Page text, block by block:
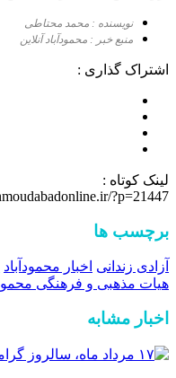
نویسنده : محمد محتاطی
منبع خبر : محمودآباد آنلاین
اشتراک گذاری :
لینک کوتاه :
?p=21447
برچسب ها
آزادی زندانی اخبار محمودآباد
هیات مذهبی و فرهنگی
اخبار مشابه